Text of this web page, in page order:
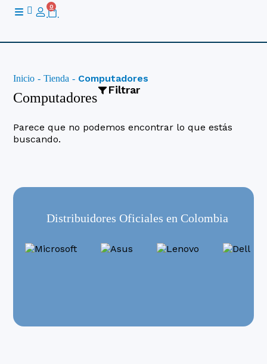
0
Cart
Inicio - Tienda - Computadores
Computadores
Filtrar
Computadores de Escritorio
Portatiles
Todo En Uno
Parece que no podemos encontrar lo que estás
buscando.
Distribuidores Oficiales en Colombia